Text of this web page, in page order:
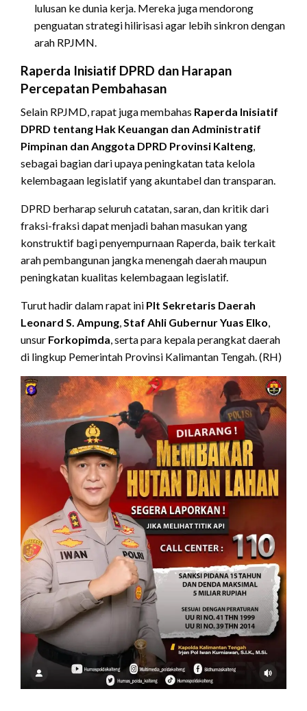
lulusan ke dunia kerja. Mereka juga mendorong
penguatan strategi hilirisasi agar lebih sinkron dengan
arah RPJMN.
Raperda Inisiatif DPRD dan Harapan
Percepatan Pembahasan
Selain RPJMD, rapat juga membahas Raperda Inisiatif
DPRD tentang Hak Keuangan dan Administratif
Pimpinan dan Anggota DPRD Provinsi Kalteng,
sebagai bagian dari upaya peningkatan tata kelola
kelembagaan legislatif yang akuntabel dan transparan.
DPRD berharap seluruh catatan, saran, dan kritik dari
fraksi-fraksi dapat menjadi bahan masukan yang
konstruktif bagi penyempurnaan Raperda, baik terkait
arah pembangunan jangka menengah daerah maupun
peningkatan kualitas kelembagaan legislatif.
Turut hadir dalam rapat ini Plt Sekretaris Daerah
Leonard S. Ampung,Staf Ahli Gubernur Yuas Elko,
unsur Forkopimda, serta para kepala perangkat daerah
di lingkup Pemerintah Provinsi Kalimantan Tengah. (RH)